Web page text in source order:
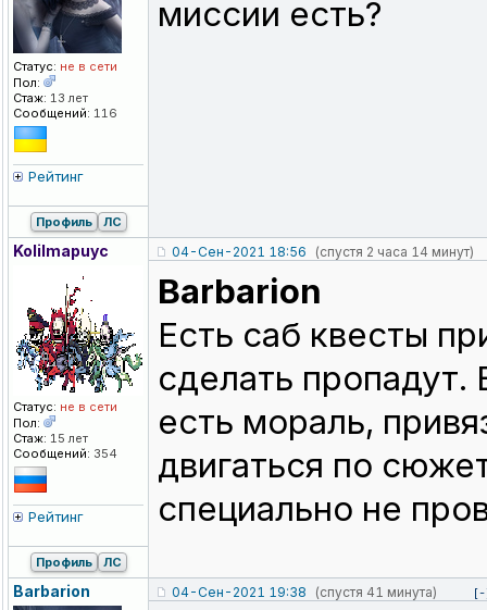
Статус: не в сети
Пол:
Стаж: 13 лет
Сообщений: 116
Рейтинг
миссии есть?
Профиль ЛС
KoIiImapuyc
Статус: не в сети
Пол:
Стаж: 15 лет
Сообщений: 354
Рейтинг
04-Сен-2021 18:56 (спустя 2 часа 14 минут)
Barbarion
Есть саб квесты
сделать пропадут.
есть мораль,
двигаться по
специально не
Профиль ЛС
Barbarion 04-Сен-2021 19:38 (спустя 41 минута)